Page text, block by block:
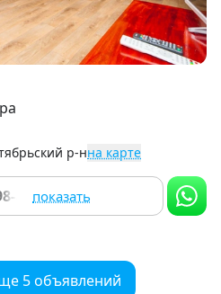
р-нна карте
86 показать
5 объявлений